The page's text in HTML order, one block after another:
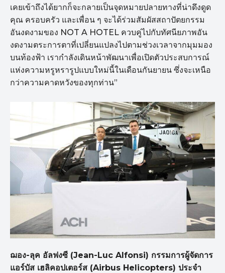
เคยเข้าถึงได้ยากก็จะกลายเป็นจุดหมายปลายทางที่น่าดึงดูด
คุณ ครอบครัว และเพื่อน ๆ จะได้ร่วมสัมผัสสถาปัตยกรรม
อันงดงามของ NOT A HOTEL ควบคู่ไปกับทัศนียภาพอัน
งดงามตระการตาที่เปลี่ยนแปลงไปตามช่วงเวลาจากมุมมอง
บนท้องฟ้า เรากำลังเดินหน้าพัฒนาเพื่อเปิดตัวประสบการณ์
แห่งความหรูหรารูปแบบใหม่นี้ในเดือนกันยายน ซึ่งจะเหนือ
กว่าความคาดหวังของทุกท่าน”
ฌอง-ลุค อัลฟงซี (Jean-Luc Alfonsi) กรรมการผู้จัดการ
แอร์บัส เฮลิคอปเตอร์ส (Airbus Helicopters) ประจำ